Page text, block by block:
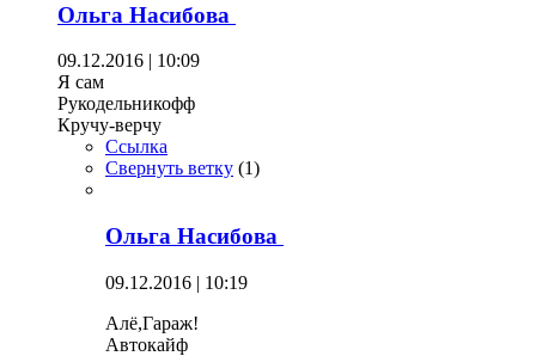
Ольга Насибова
09.12.2016 | 10:09
Я сам
Рукодельникофф
Кручу-верчу
Ссылка
Свернуть ветку (1)
Ольга Насибова
09.12.2016 | 10:19
Алё,Гараж!
Автокайф